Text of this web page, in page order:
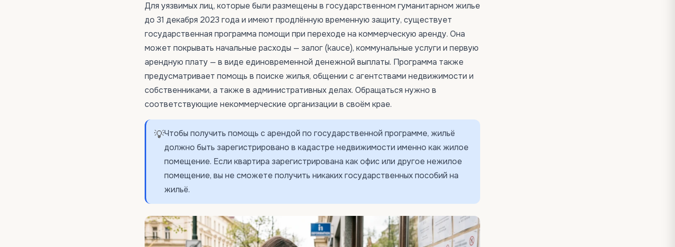
Для уязвимых лиц, которые были размещены в государственном гуманитарном жилье
до 31 декабря 2023 года и имеют продлённую временную защиту, существует
государственная программа помощи при переходе на коммерческую аренду. Она
может покрывать начальные расходы — залог (kauce), коммунальные услуги и первую
арендную плату — в виде единовременной денежной выплаты. Программа также
предусматривает помощь в поиске жилья, общении с агентствами недвижимости и
собственниками, а также в административных делах. Обращаться нужно в
соответствующие некоммерческие организации в своём крае.
💡Чтобы получить помощь с арендой по государственной программе, жильё
должно быть зарегистрировано в кадастре недвижимости именно как жилое
помещение. Если квартира зарегистрирована как офис или другое нежилое
помещение, вы не сможете получить никаких государственных пособий на
жильё.